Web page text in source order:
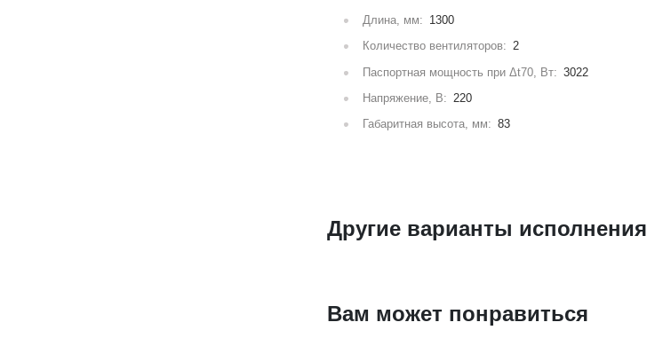
Длина, мм: 1300
Количество вентиляторов: 2
Паспортная мощность при Δt70, Вт: 3022
Напряжение, В: 220
Габаритная высота, мм: 83
Другие варианты исполнения
Вам может понравиться